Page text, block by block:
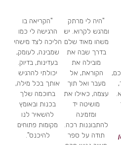
"היה לי מרתק
ומרגש לקרוא. יש
משהו מאוד שלם
בדרך שבה את
מובילה את
הקוראת, אל
מעבר ואל תוך
עצמה, כאילו את
מושיטה יד
ומזמינה
להתבוננות רכה.
תודה על ספר
"הקריאה בו
הרגישה לי כמו
הליכה לצד מישהי
שמבינה, לעומק,
בעדינות, בדיוק.
יכולתי להרגיש
אותך בכל מילה,
בחוכמה שלך
בכנות ובאומץ
להשאיר לנו
מקומות פתוחים
להיכנס".